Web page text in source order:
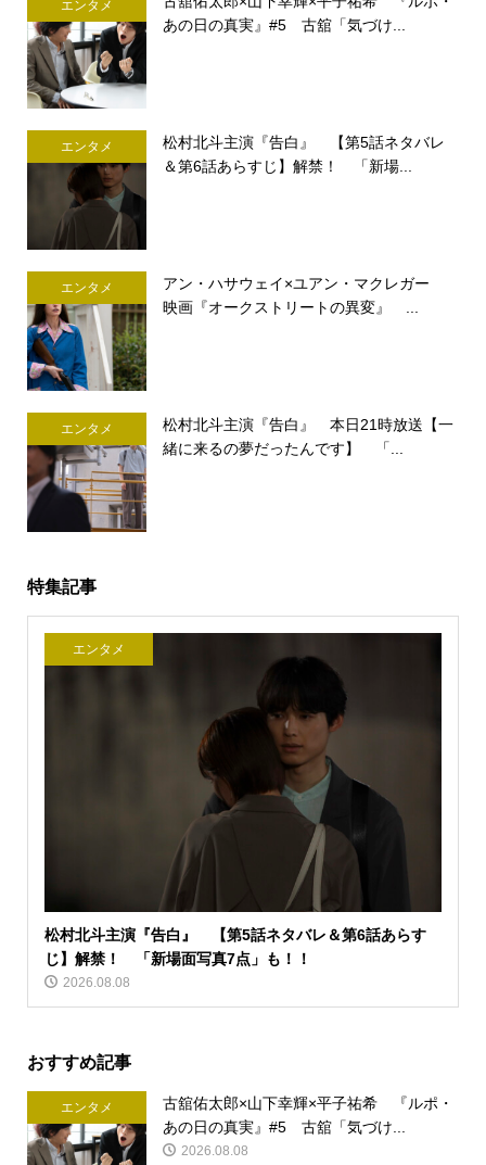
エンタメ
あの日の真実』#5 古舘「気づけ...
エンタメ
松村北斗主演『告白』 【第5話ネタバレ
＆第6話あらすじ】解禁！ 「新場...
エンタメ
アン・ハサウェイ×ユアン・マクレガー
映画『オークストリートの異変』 ...
エンタメ
松村北斗主演『告白』 本日21時放送【一
緒に来るの夢だったんです】 「...
特集記事
エンタメ
松村北斗主演『告白』 【第5話ネタバレ＆第6話あらす
じ】解禁！ 「新場面写真7点」も！！
2026.08.08
おすすめ記事
エンタメ
古舘佑太郎×山下幸輝×平子祐希 『ルポ・
あの日の真実』#5 古舘「気づけ...
2026.08.08